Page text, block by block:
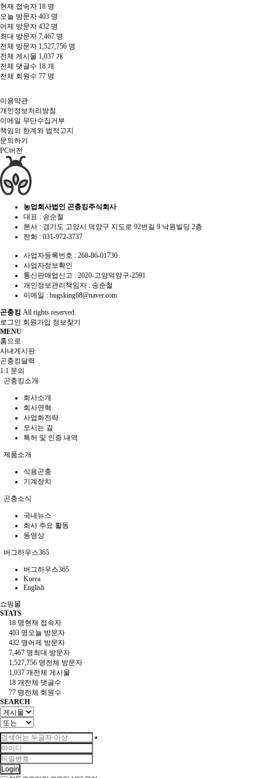
현재 접속자 18 명
오늘 방문자 403 명
어제 방문자 432 명
최대 방문자 7,467 명
전체 방문자 1,527,756 명
전체 게시물 1,037 개
전체 댓글수 18 개
전체 회원수 77 명
이용약관
개인정보처리방침
이메일 무단수집거부
책임의 한계와 법적고지
문의하기
PC버전
농업회사법인 곤충킹주식회사
대표 : 송순철
본사 : 경기도 고양시 덕양구 지도로 92번길 9 낙원빌딩 2층
전화 : 031-972-3737
사업자등록번호 : 268-86-01730
사업자정보확인
통신판매업신고 : 2020-고양덕양구-2591
개인정보관리책임자 : 송순철
이메일 : bugsking68@naver.com
곤충킹 All rights reserved.
로그인 회원가입 정보찾기
MENU
홈으로
사내게시판
곤충킹달력
1:1 문의
곤충킹소개
회사소개
회사연혁
사업화전략
오시는 길
특허 및 인증 내역
제품소개
식용곤충
기계장치
곤충소식
국내뉴스
회사 주요 활동
동영상
버그하우스365
버그하우스365
Korea
English
쇼핑몰
STATS
18 명현재 접속자
403 명 오늘 방문자
432 명어제 방문자
7,467 명최대 방문자
1,527,756 명전체 방문자
1,037 개전체 게시물
18 개전체 댓글수
77 명전체 회원수
SEARCH
Login